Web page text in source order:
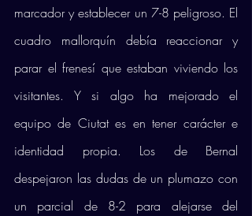
marcador y establecer un 7-8 peligroso. El
cuadro mallorquín debía reaccionar y
parar el frenesí que estaban viviendo los
visitantes. Y si algo ha mejorado el
equipo de Ciutat es en tener carácter e
identidad propia. Los de Bernal
despejaron las dudas de un plumazo con
un parcial de 8-2 para alejarse del